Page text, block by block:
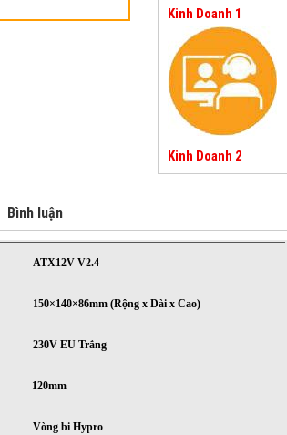
Kinh Doanh 1
Kinh Doanh 2
Bình luận
ATX12V V2.4
150×140×86mm (Rộng x Dài x Cao)
230V EU Trắng
120mm
Vòng bi Hypro